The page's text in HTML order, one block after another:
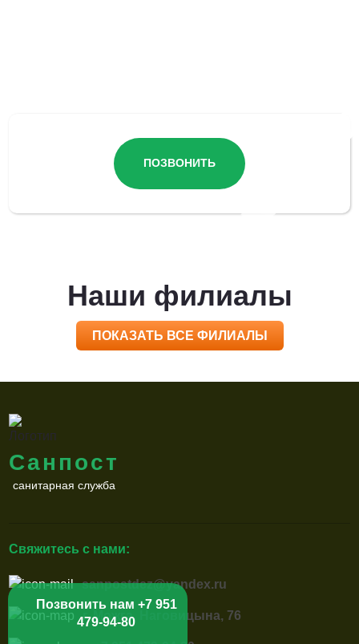
ПОЗВОНИТЬ
Наши филиалы
ПОКАЗАТЬ ВСЕ ФИЛИАЛЫ
Санпост
санитарная служба
Свяжитесь с нами:
sanpostdez@yandex.ru
г. Можга, Наговицына, 76
Позвонить нам +7 951
479-94-80